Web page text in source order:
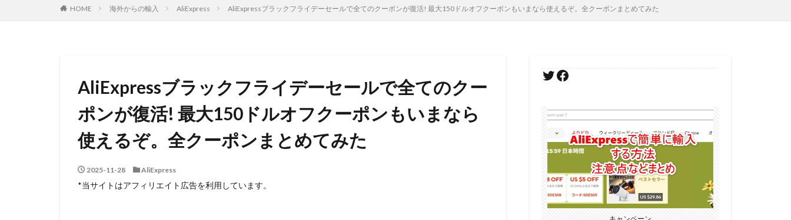
HOME 海外からの輸入 AliExpress AliExpressブラックフライデーセールで全てのクーポンが復活! 最大150ドルオフクーポンもいまなら使えるぞ。全クーポンまとめてみた
AliExpressブラックフライデーセールで全てのクー
ポンが復活! 最大150ドルオフクーポンもいまなら
使えるぞ。全クーポンまとめてみた
2025-11-28 AliExpress
*当サイトはアフィリエイト広告を利用しています。